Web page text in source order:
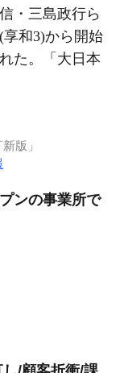
・三島政行ら
和3)から開始
た。「大日本
版」
ンの事業所で